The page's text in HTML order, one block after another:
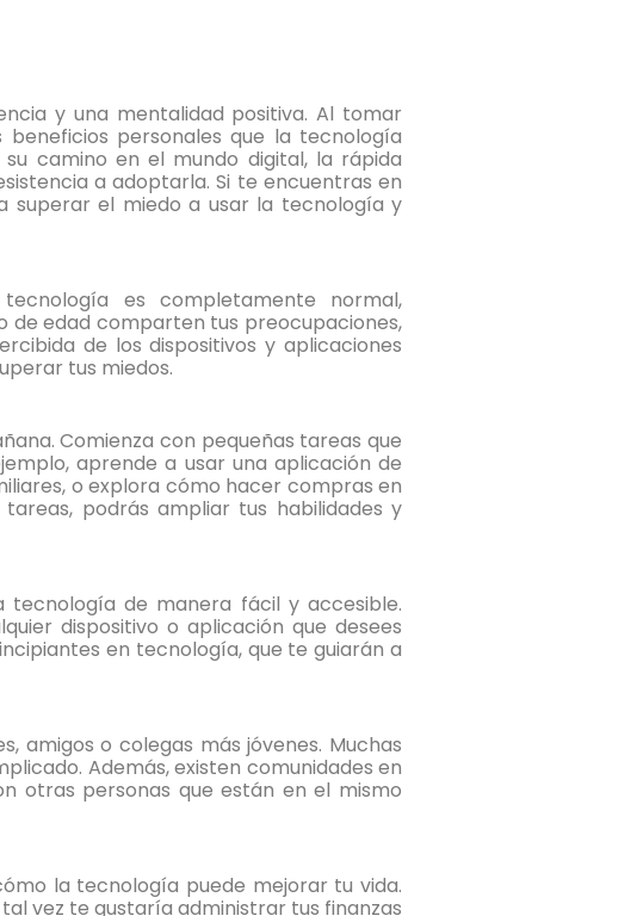
y una mentalidad positiva. Al tomar
personales que la tecnología
camino en el mundo digital, la rápida
a adoptarla. Si te encuentras en
superar el miedo a usar la tecnología y
es completamente normal,
de edad comparten tus preocupaciones,
de los dispositivos y aplicaciones
tus miedos.
Comienza con pequeñas tareas que
aprende a usar una aplicación de
o explora cómo hacer compras en
podrás ampliar tus habilidades y
tecnología de manera fácil y accesible.
dispositivo o aplicación que desees
en tecnología, que te guiarán a
amigos o colegas más jóvenes. Muchas
Además, existen comunidades en
otras personas que están en el mismo
la tecnología puede mejorar tu vida.
vez te gustaría administrar tus finanzas